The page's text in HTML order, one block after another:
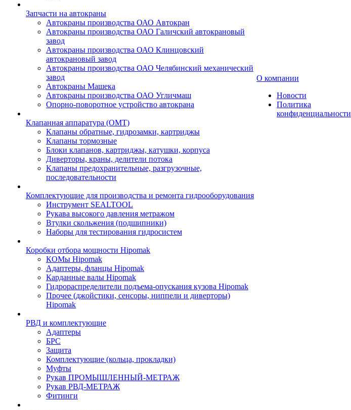
Запчасти на автокраны
Автокраны производства ОАО Автокран
Автокраны производства ОАО Галичский автокрановый
завод
Автокраны производства ОАО Клинцовский
автокрановый завод
Автокраны производства ОАО Челябинский механический
завод
Автокраны Машека
Автокраны производства ОАО Угличмаш
Опорно-поворотное устройство автокрана
Клапанная аппаратура (OMT)
Клапаны обратные, гидрозамки, картриджы
Клапаны тормозные
Блоки клапанов, картриджы, катушки, корпуса
Диверторы, краны, делители потока
Клапаны предохранительные, разгрузочные,
последовательности
Комплектующие для производства и ремонта гидрооборудования
Инструмент SEALTOOL
Рукава высокого давления метражом
Втулки скольжения (подшипники)
Наборы для тестирования гидросистем
Коробки отбора мощности Hipomak
КОМы Hipomak
Адаптеры, фланцы Hipomak
Карданные валы Hipomak
Гидрораспределители подъема-опускания кузова Hipomak
Прочее (джойстики, сенсоры, ниппели и диверторы)
Hipomak
РВД и комплектующие
Адаптеры
БРС
Защита
Комплектующие (кольца, прокладки)
Муфты
Рукав ПРОМЫШЛЕННЫЙ-МЕТРАЖ
Рукав РВД-МЕТРАЖ
Фитинги
О компании
Новости
Политика
конфиденциальности